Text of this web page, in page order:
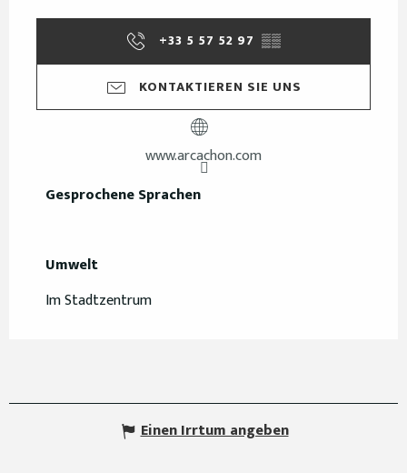
+33 5 57 52 97 ▒▒
KONTAKTIEREN SIE UNS
www.arcachon.com
Gesprochene Sprachen
Gesprochene Sprachen
Umwelt
Umwelt
Im Stadtzentrum
Einen Irrtum angeben